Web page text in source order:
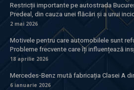
Restricții importante pe autostrada
Predeal, din cauza unei flăcări și a unui
2 mai 2026
Motivele pentru care automobilele sunt
Probleme frecvente care îți influențează
18 aprilie 2026
Mercedes-Benz mută fabricația Clasei A
6 ianuarie 2026